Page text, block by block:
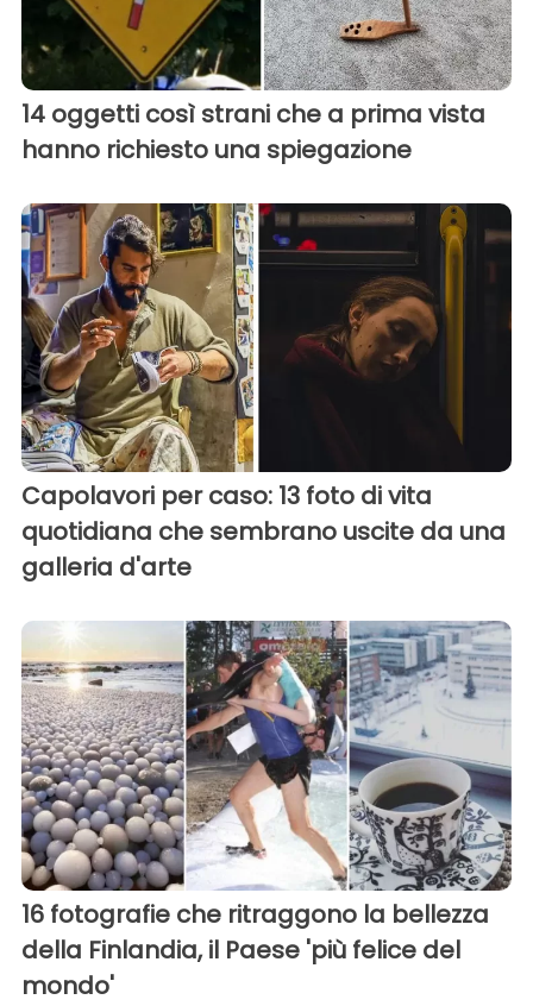
14 oggetti così strani che a prima vista
hanno richiesto una spiegazione
Capolavori per caso: 13 foto di vita
quotidiana che sembrano uscite da una
galleria d'arte
16 fotografie che ritraggono la bellezza
della Finlandia, il Paese 'più felice del
mondo'